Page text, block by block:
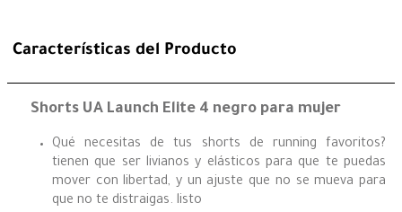
Características del Producto
Shorts UA Launch Elite 4 negro para mujer
Qué necesitas de tus shorts de running favoritos?
tienen que ser livianos y elásticos para que te puedas
mover con libertad, y un ajuste que no se mueva para
que no te distraigas. listo